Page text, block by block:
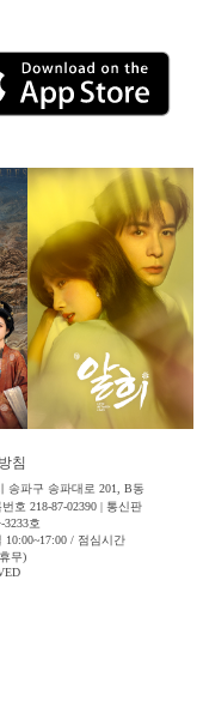
침
송파구 송파대로 201, B동
호 218-87-02390 | 통신판
호
10:00~17:00 / 점심시간
무)